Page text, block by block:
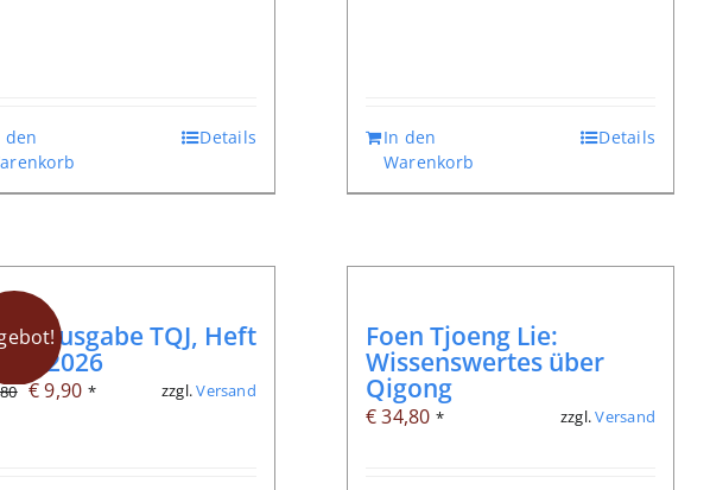
den
Details
In den
Warenkorb
Details
TQJ, Heft
2/2026
Ursprünglicher
€9,90Aktueller
* zzgl.Versand
Foen Tjoeng Lie:
Wissenswertes über
Qigong
€34,80 * zzgl.Versand